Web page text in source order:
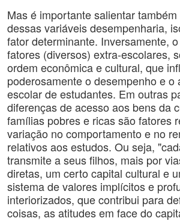
Mas é importante salientar
dessas variáveis desempenharia,
fator determinante. Inversamente,
fatores (diversos) extra-escolares,
ordem econômica e cultural, que
poderosamente o desempenho e o
escolar de estudantes. Em outras
diferenças de acesso aos bens da
famílias pobres e ricas são fatores
variação no comportamento e no
relativos aos estudos. Ou seja,
transmite a seus filhos, mais por
diretas, um certo capital cultural e
sistema de valores implícitos e
interiorizados, que contribui para
coisas, as atitudes em face do